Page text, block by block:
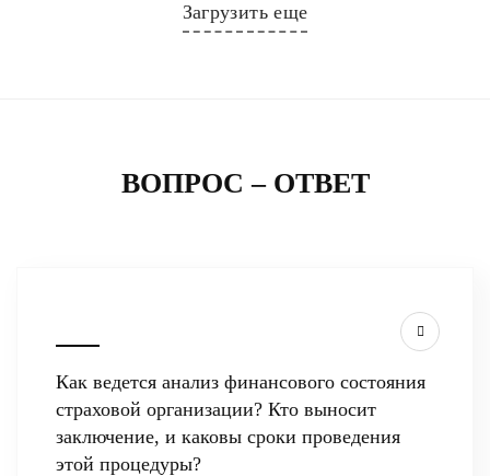
Загрузить еще
ВОПРОС – ОТВЕТ
Как ведется анализ финансового состояния
страховой организации? Кто выносит
заключение, и каковы сроки проведения
этой процедуры?